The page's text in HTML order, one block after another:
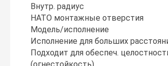
Внутр. радиус
НАТО монтажные отверстия
Модель/исполнение
Исполнение для больших
Подходит для обеспеч.